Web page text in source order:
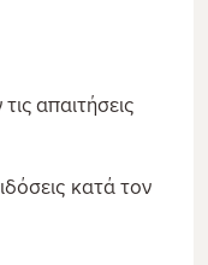
απαιτήσεις
κατά τον